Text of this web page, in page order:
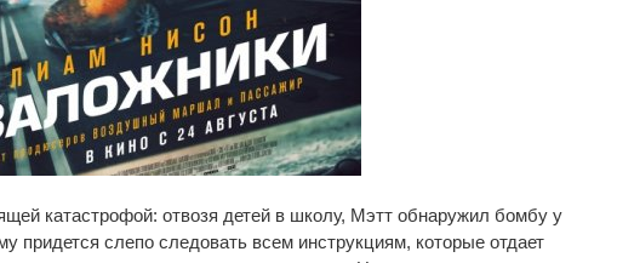
катастрофой: отвозя детей в школу, Мэтт обнаружил бомбу у
слепо следовать всем инструкциям, которые отдает